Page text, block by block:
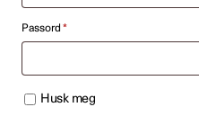
Passord *Påkrevd
Husk meg